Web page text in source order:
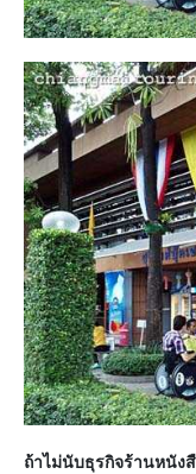
ถ้าไม่นับธุรกิจร้านหนัง